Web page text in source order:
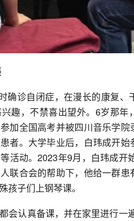
确诊自闭症，在漫长的康复、
趣，不禁喜出望外。6岁那年
加全国高考并被四川音乐学
者。大学毕业后，白玮成开始
活动。2023年9月，白玮成开
联合会的帮助下，他给一群
孩子们上钢琴课。
会认真备课，并在家里进行一